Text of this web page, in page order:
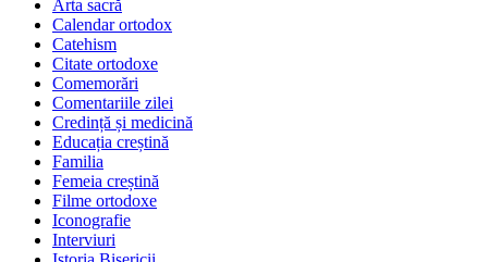
Arta sacră
Calendar ortodox
Catehism
Citate ortodoxe
Comemorări
Comentariile zilei
Credință și medicină
Educația creștină
Familia
Femeia creștină
Filme ortodoxe
Iconografie
Interviuri